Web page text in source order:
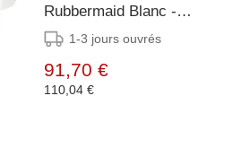
Rubbermaid Blanc -
121 Litres -
1-3 jours ouvrés
91,70 €
110,04 €